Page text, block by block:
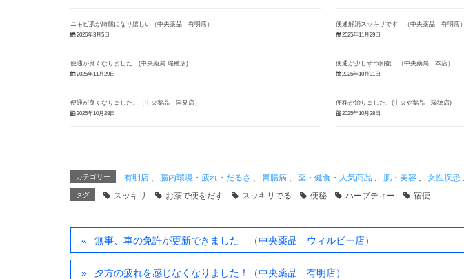
ニキビ肌が綺麗になり嬉しい（中央薬品 有明店）
2026年3月5日
便通解消スッキリです！（中央薬品 有明店）
2025年11月29日
便通が良くなりました (中央薬局 瑞穂店)
2025年11月29日
便通が少しずつ回復 （中央薬局 本店）
2025年10月31日
便通が良くなりました。（中央薬品 国見店）
2025年10月28日
便秘が治りました。(中央や薬品 瑞穂店)
2025年10月28日
カテゴリー 有明店 腸内環境・疲れ・だるさ 胃腸病 薬・健食・人気商品 肌・美容 女性疾患
タグ スッキリ お茶で便をだす スッキリでる 便秘 ハーブティー 宿便
無事、車の免許が更新できました （中央薬品 ウィルビー店）
夕方の疲れを感じなくなりました！（中央薬品 有明店）